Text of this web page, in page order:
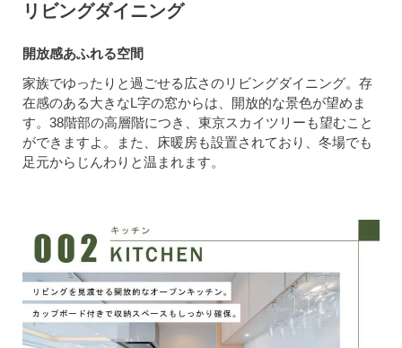
リビングダイニング
開放感あふれる空間
家族でゆったりと過ごせる広さのリビングダイニング。存
在感のある大きなL字の窓からは、開放的な景色が望めま
す。38階部の高層階につき、東京スカイツリーも望むこと
ができますよ。また、床暖房も設置されており、冬場でも
足元からじんわりと温まれます。